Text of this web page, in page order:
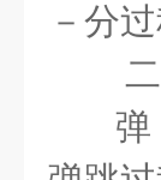
－分
弹